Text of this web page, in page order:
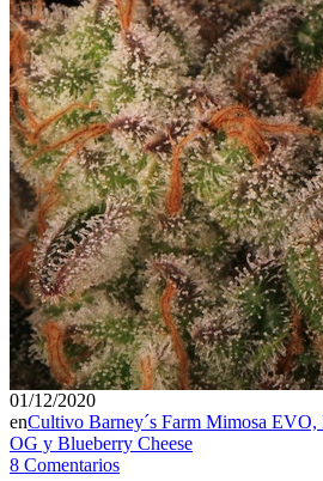
01/12/2020
enCultivo Barney´s Farm Mimosa
OG y Blueberry Cheese
8 Comentarios